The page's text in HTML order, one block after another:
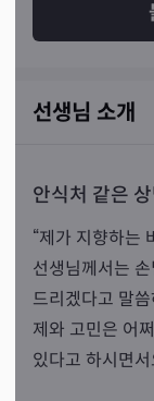
선생님 소개
안식처 같은
“제가 지향하는
선생님께서는
드리겠다고 말
제와 고민은 어
있다고 하시면서